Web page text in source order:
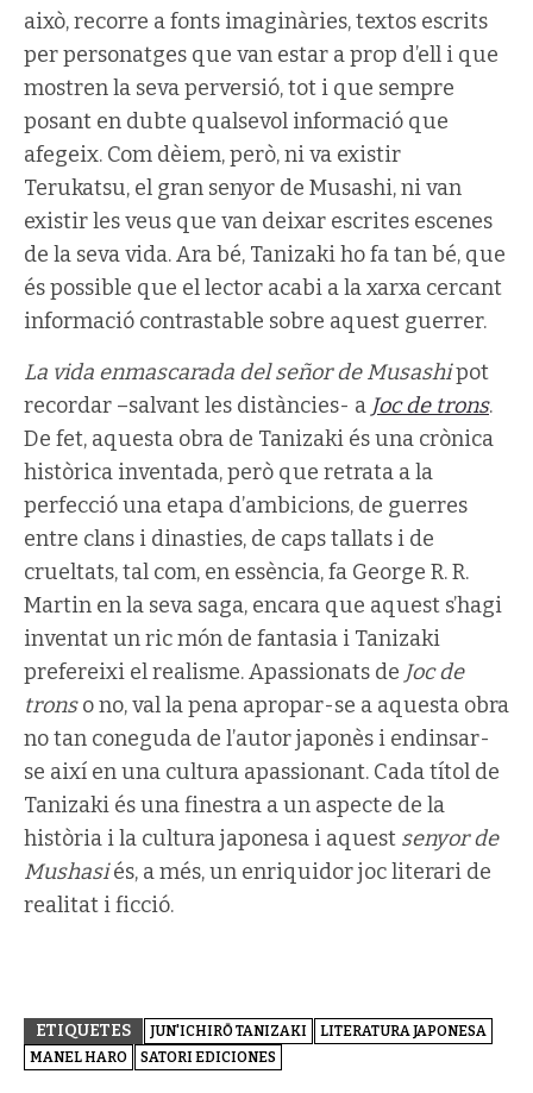
això, recorre a fonts imaginàries, textos escrits
per personatges que van estar a prop d’ell i que
mostren la seva perversió, tot i que sempre
posant en dubte qualsevol informació que
afegeix. Com dèiem, però, ni va existir
Terukatsu, el gran senyor de Musashi, ni van
existir les veus que van deixar escrites escenes
de la seva vida. Ara bé, Tanizaki ho fa tan bé, que
és possible que el lector acabi a la xarxa cercant
informació contrastable sobre aquest guerrer.
La vida enmascarada del señor de Musashipot
recordar –salvant les distàncies- a Joc de trons.
De fet, aquesta obra de Tanizaki és una crònica
històrica inventada, però que retrata a la
perfecció una etapa d’ambicions, de guerres
entre clans i dinasties, de caps tallats i de
crueltats, tal com, en essència, fa George R. R.
Martin en la seva saga, encara que aquest s’hagi
inventat un ric món de fantasia i Tanizaki
prefereixi el realisme. Apassionats de Joc de
tronso no, val la pena apropar-se a aquesta obra
no tan coneguda de l’autor japonès i endinsar-
se així en una cultura apassionant. Cada títol de
Tanizaki és una finestra a un aspecte de la
història i la cultura japonesa i aquest senyor de
Mushasiés, a més, un enriquidor joc literari de
realitat i ficció.
ETIQUETES JUN'ICHIRŌ TANIZAKI
LITERATURA JAPONESA
MANEL HARO
SATORI EDICIONES